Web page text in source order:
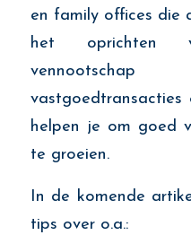
en family offices die
het oprichten
vastgoedtransacties
helpen je om goed
te groeien.
In de komende
tips over o.a.: